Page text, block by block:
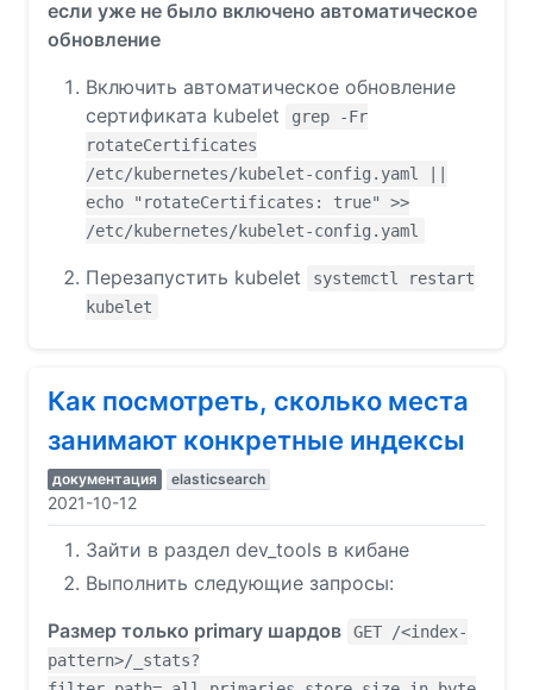
если уже не было включено автоматическое
обновление
Включить автоматическое обновление
сертификата kubelet
grep -Fr
rotateCertificates
/etc/kubernetes/kubelet-config.yaml ||
echo "rotateCertificates: true" >>
/etc/kubernetes/kubelet-config.yaml
Перезапустить kubelet
systemctl restart
kubelet
Как посмотреть, сколько места
занимают конкретные индексы
документация elasticsearch
2021-10-12
Зайти в раздел dev_tools в кибане
Выполнить следующие запросы:
Размер только primary шардов
GET /<index-
pattern>/_stats?